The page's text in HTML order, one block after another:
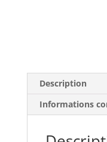
Description
Informations